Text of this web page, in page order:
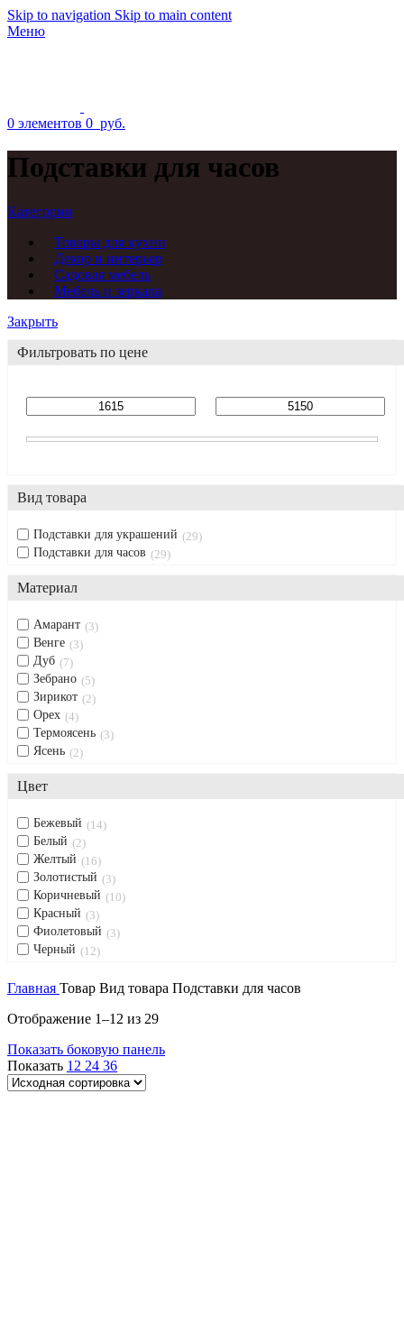
Skip to navigation Skip to main content
Меню
0 элементов 0 руб.
Подставки для часов
Категории
Товары для кухни
Декор и интерьер
Садовая мебель
Мебель и зеркала
Закрыть
Фильтровать по цене
Вид товара
Подставки для украшений 29
Подставки для часов 29
Материал
Амарант 3
Венге 3
Дуб 7
Зебрано 5
Зирикот 2
Орех 4
Термоясень 3
Ясень 2
Цвет
Бежевый 14
Белый 2
Желтый 16
Золотистый 3
Коричневый 10
Красный 3
Фиолетовый 3
Черный 12
Главная Товар Вид товара Подставки для часов
Отображение 1–12 из 29
Показать боковую панель
Показать 12 24 36